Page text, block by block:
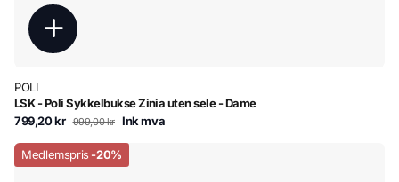
POLI
LSK - Poli Sykkelbukse Zinia uten sele - Dame
799,20 kr 999,00 kr Ink mva
Medlemspris -20%